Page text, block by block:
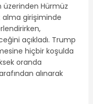
üzerinden Hürmüz
alma girişiminde
açıkladı. Trump
hiçbir koşulda
oranda
alınarak